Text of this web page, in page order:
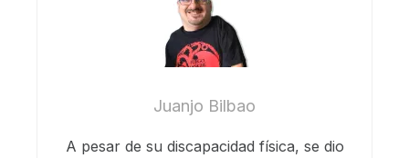
Juanjo Bilbao
A pesar de su discapacidad física, se dio